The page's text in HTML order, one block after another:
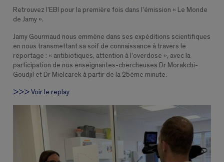
Retrouvez l’EBI pour la première fois dans l’émission « Le Monde
de Jamy ».
Jamy Gourmaud nous emmène dans ses expéditions scientifiques
en nous transmettant sa soif de connaissance à travers le
reportage : « antibiotiques, attention à l’overdose », avec la
participation de nos enseignantes-chercheuses Dr Morakchi-
Goudjil et Dr Mielcarek à partir de la 25ème minute.
>>> Voir le replay